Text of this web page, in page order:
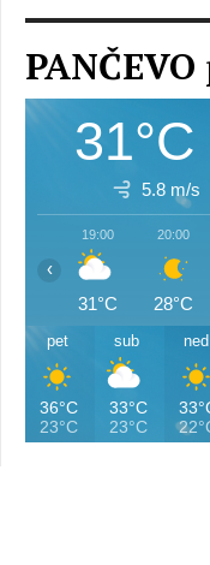
31°C
5.8 m/s
19:00
31°C
20:00
28°C
‹
pet
36°C
23°C
sub
33°C
23°C
ned